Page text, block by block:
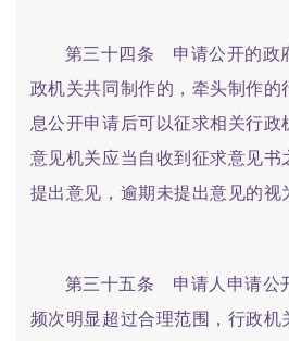
第三十四条 申请公开的政
政机关共同制作的，牵头制作的
息公开申请后可以征求相关行政
意见机关应当自收到征求意见书
提出意见，逾期未提出意见的视
第三十五条 申请人申请公
频次明显超过合理范围，行政机